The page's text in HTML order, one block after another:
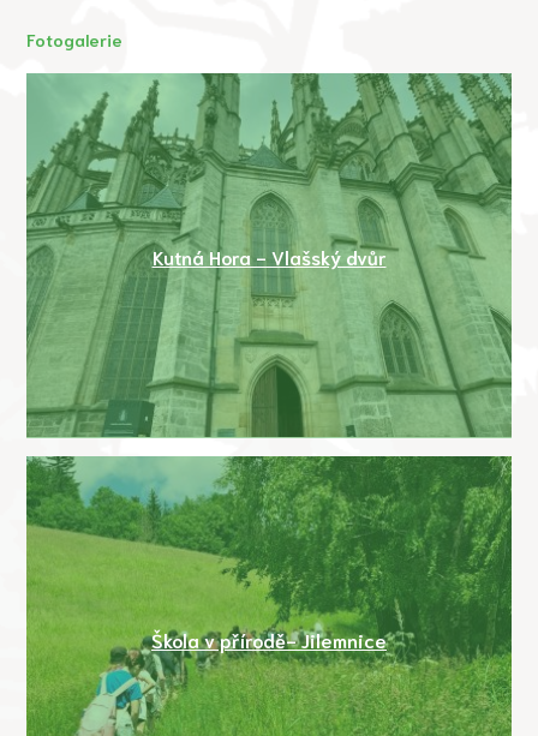
Fotogalerie
Kutná Hora - Vlašský dvůr
Škola v přírodě- Jilemnice